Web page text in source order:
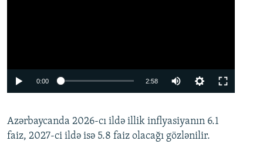
0:00 2:58
360p
480p
Azərbaycanda 2026-cı ildə illik inflyasiyanın 6.1
faiz, 2027-ci ildə isə 5.8 faiz olacağı gözlənilir.